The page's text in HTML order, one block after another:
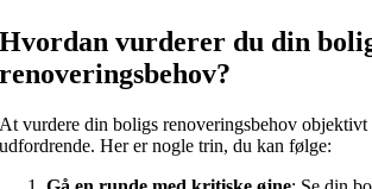
Hvordan vurderer du din
renoveringsbehov?
At vurdere din boligs renoveringsbehov
udfordrende. Her er nogle trin, du kan følge: